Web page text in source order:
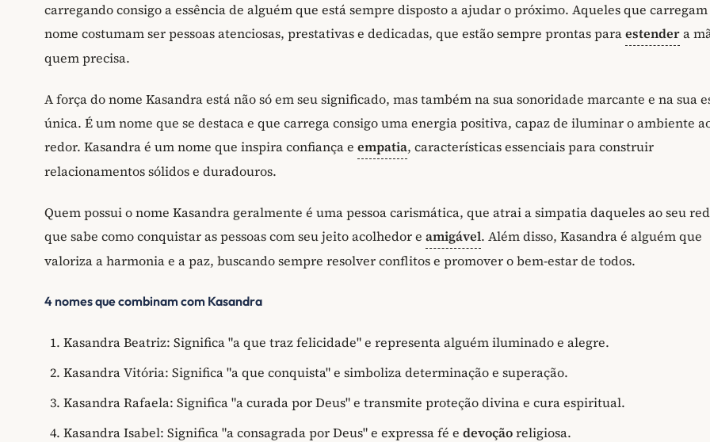
carregando consigo a essência de alguém que está sempre disposto a ajudar o próximo. Aqueles que carregam
nome costumam ser pessoas atenciosas, prestativas e dedicadas, que estão sempre prontas paraestendera
quem precisa.
A força do nome Kasandra está não só em seu significado, mas também na sua sonoridade marcante e na sua
única. É um nome que se destaca e que carrega consigo uma energia positiva, capaz de iluminar o ambiente
redor. Kasandra é um nome que inspira confiança e empatia, características essenciais para construir
relacionamentos sólidos e duradouros.
Quem possui o nome Kasandra geralmente é uma pessoa carismática, que atrai a simpatia daqueles ao seu
que sabe como conquistar as pessoas com seu jeito acolhedor e amigável. Além disso, Kasandra é alguém que
valoriza a harmonia e a paz, buscando sempre resolver conflitos e promover o bem-estar de todos.
4 nomes que combinam com Kasandra
Kasandra Beatriz: Significa "a que traz felicidade" e representa alguém iluminado e alegre.
Kasandra Vitória: Significa "a que conquista" e simboliza determinação e superação.
Kasandra Rafaela: Significa "a curada por Deus" e transmite proteção divina e cura espiritual.
Kasandra Isabel: Significa "a consagrada por Deus" e expressa fé e devoçãoreligiosa.